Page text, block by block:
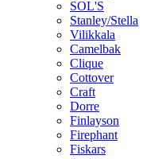
SOL'S
Stanley/Stella
Vilikkala
Camelbak
Clique
Cottover
Craft
Dorre
Finlayson
Firephant
Fiskars